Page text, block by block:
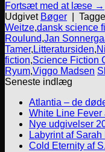
Fortsæt med at læse →
Udgivet Bøger
Weitze,dansk science
Roulund,Jan
Tamer, Litteratursiden,
fiction,Science Fiction
Ryum,Viggo Madsen
Seneste indlæg
Atlantia – de
White Line Fever
Nye udgivelser
Labyrint af Sarah
Cold Eternity af